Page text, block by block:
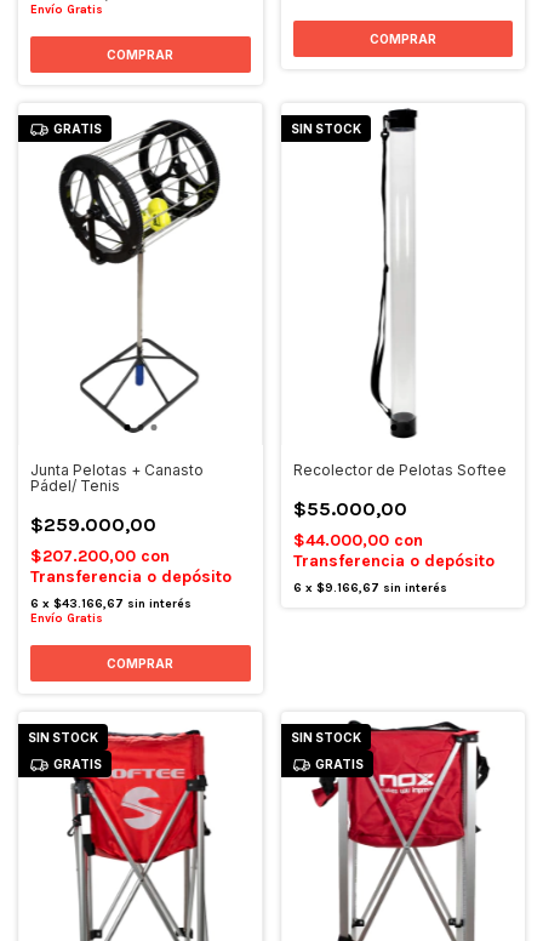
Envío Gratis
GRATIS
Junta Pelotas + Canasto
Pádel/ Tenis
$259.000,00
$207.200,00 con
Transferencia o depósito
6 x $43.166,67 sin interés
Envío Gratis
SIN STOCK
Recolector de Pelotas Softee
$55.000,00
$44.000,00 con
Transferencia o depósito
6 x $9.166,67 sin interés
SIN STOCK
GRATIS
SIN STOCK
GRATIS